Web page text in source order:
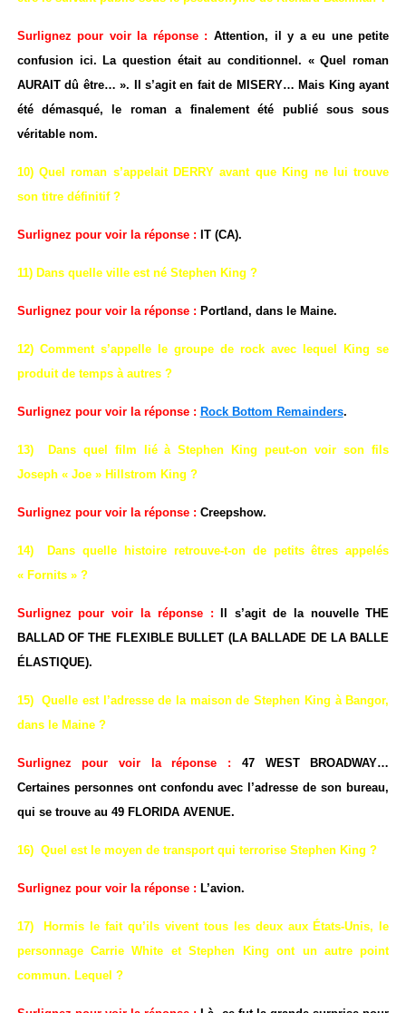
Surlignez pour voir la réponse : Attention, il y a eu une petite
confusion ici. La question était au conditionnel. « Quel roman
AURAIT dû être… ». Il s’agit en fait de MISERY… Mais King ayant
été démasqué, le roman a finalement été publié sous sous
véritable nom.
10) Quel roman s’appelait DERRY avant que King ne lui trouve
son titre définitif ?
Surlignez pour voir la réponse : IT (CA).
11) Dans quelle ville est né Stephen King ?
Surlignez pour voir la réponse : Portland, dans le Maine.
12) Comment s’appelle le groupe de rock avec lequel King se
produit de temps à autres ?
Surlignez pour voir la réponse : Rock Bottom Remainders.
13) Dans quel film lié à Stephen King peut-on voir son fils
Joseph « Joe » Hillstrom King ?
Surlignez pour voir la réponse : Creepshow.
14) Dans quelle histoire retrouve-t-on de petits êtres appelés
« Fornits » ?
Surlignez pour voir la réponse :
Il s’agit de la nouvelle THE
BALLAD OF THE FLEXIBLE BULLET (LA BALLADE DE LA BALLE
ÉLASTIQUE).
15) Quelle est l’adresse de la maison de Stephen King à Bangor,
dans le Maine ?
Surlignez pour voir la réponse : 47 WEST BROADWAY…
Certaines personnes ont confondu avec l’adresse de son bureau,
qui se trouve au 49 FLORIDA AVENUE.
16) Quel est le moyen de transport qui terrorise Stephen King ?
Surlignez pour voir la réponse : L’avion.
17) Hormis le fait qu’ils vivent tous les deux aux États-Unis, le
personnage Carrie White et Stephen King ont un autre point
commun. Lequel ?